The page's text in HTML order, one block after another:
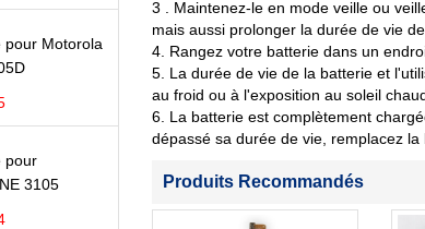
pour Motorola
pour
3105
3 . Maintenez-le en mode veille ou
mais aussi prolonger la durée de vie
4. Rangez votre batterie dans un
5. La durée de vie de la batterie et
au froid ou à l'exposition au soleil
6. La batterie est complètement
dépassé sa durée de vie, remplacez la
Produits Recommandés